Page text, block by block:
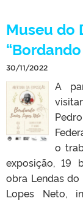
Museu do
30/11/2022
A
o
exposição, 19
obra Lendas
Lopes Neto,